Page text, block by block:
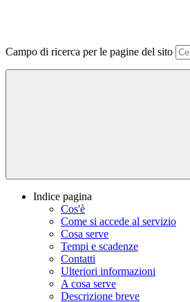
Campo di ricerca per le pagine del sito
Indice pagina
Cos'è
Come si accede al servizio
Cosa serve
Tempi e scadenze
Contatti
Ulteriori informazioni
A cosa serve
Descrizione breve